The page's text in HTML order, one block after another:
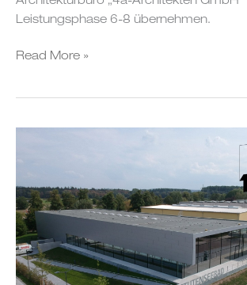
Leistungsphase 6-8 übernehmen.
Read More »